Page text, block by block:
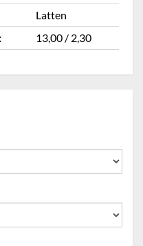
Latten
13,00 / 2,30